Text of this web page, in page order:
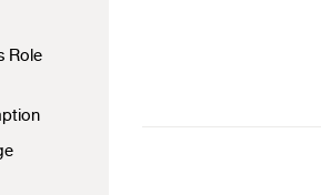
Role